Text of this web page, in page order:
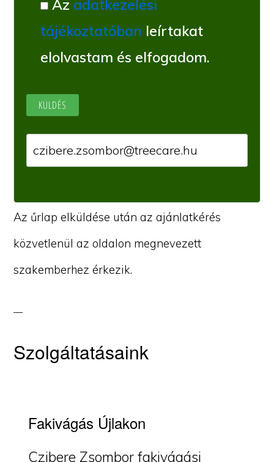
Az adatkezelési
tájékoztatóban leírtakat
elolvastam és elfogadom.
Az űrlap elküldése után az ajánlatkérés
közvetlenül az oldalon megnevezett
szakemberhez érkezik.
Szolgáltatásaink
Fakivágás Újlakon
Czibere Zsombor fakivágási